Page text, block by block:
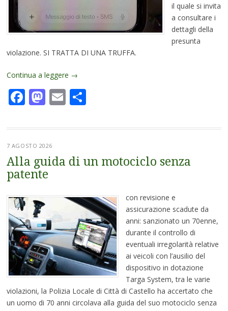
il quale si invita
a consultare i
dettagli della
presunta
violazione. SI TRATTA DI UNA TRUFFA.
Continua a leggere →
Facebook
Mastodon
EmailCondividi
7 AGOSTO 2026
Alla guida di un motociclo senza
patente
con revisione e
assicurazione scadute da
anni: sanzionato un 70enne,
durante il controllo di
eventuali irregolarità relative
ai veicoli con l’ausilio del
dispositivo in dotazione
Targa System, tra le varie
violazioni, la Polizia Locale di Città di Castello ha accertato che
un uomo di 70 anni circolava alla guida del suo motociclo senza